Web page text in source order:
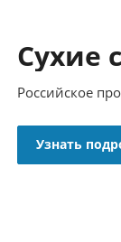
Сухие
Российское
Узнать